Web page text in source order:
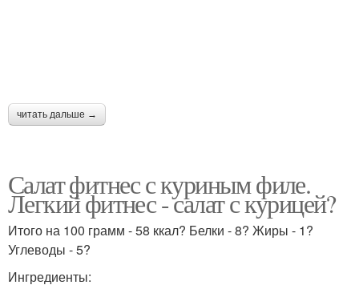
читать дальше →
Салат фитнес с куриным филе.
Легкий фитнес - салат с курицей?
Итого на 100 грамм - 58 ккал? Белки - 8? Жиры - 1?
Углеводы - 5?
Ингредиенты: